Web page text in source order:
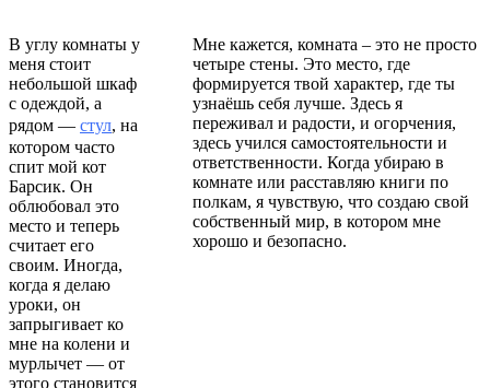
В углу комнаты у
меня стоит
небольшой шкаф
с одеждой, а
рядом — стул, на
котором часто
спит мой кот
Барсик. Он
облюбовал это
место и теперь
считает его
своим. Иногда,
когда я делаю
уроки, он
запрыгивает ко
мне на колени и
мурлычет — от
этого становится
Мне кажется, комната – это не просто
четыре стены. Это место, где
формируется твой характер, где ты
узнаёшь себя лучше. Здесь я
переживал и радости, и огорчения,
здесь учился самостоятельности и
ответственности. Когда убираю в
комнате или расставляю книги по
полкам, я чувствую, что создаю свой
собственный мир, в котором мне
хорошо и безопасно.